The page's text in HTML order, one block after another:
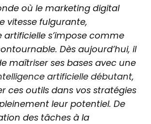
où le marketing digital
vitesse fulgurante,
artificielle s’impose comme
Dès aujourd’hui, il
maîtriser ses bases avec une
artificielle débutant,
ces outils dans vos stratégies
leur potentiel. De
des tâches à la